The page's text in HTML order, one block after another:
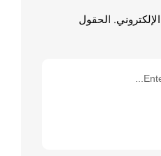
الحقول